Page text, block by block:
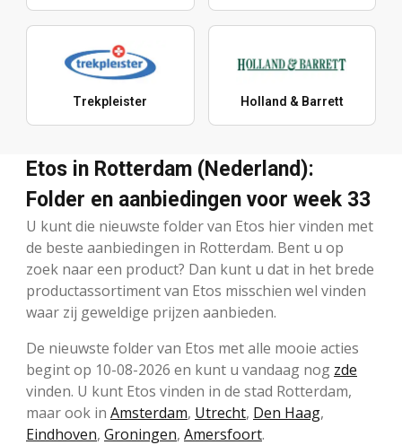
Trekpleister Holland & Barrett
Etos in Rotterdam (Nederland):
Folder en aanbiedingen voor week 33
U kunt die nieuwste folder van Etos hier vinden met
de beste aanbiedingen in Rotterdam. Bent u op
zoek naar een product? Dan kunt u dat in het brede
productassortiment van Etos misschien wel vinden
waar zij geweldige prijzen aanbieden.
De nieuwste folder van Etos met alle mooie acties
begint op 10-08-2026 en kunt u vandaag nog zde
vinden. U kunt Etos vinden in de stad Rotterdam,
maar ook in Amsterdam, Utrecht, Den Haag,
Eindhoven, Groningen, Amersfoort.